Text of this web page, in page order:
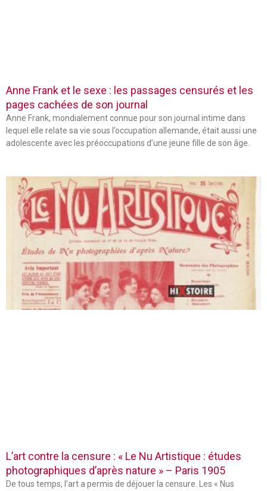
Anne Frank et le sexe : les passages censurés et les
pages cachées de son journal
Anne Frank, mondialement connue pour son journal intime dans
lequel elle relate sa vie sous l’occupation allemande, était aussi une
adolescente avec les préoccupations d’une jeune fille de son âge.
L’art contre la censure : « Le Nu Artistique : études
photographiques d’après nature » – Paris 1905
De tous temps, l’art a permis de déjouer la censure. Les « Nus